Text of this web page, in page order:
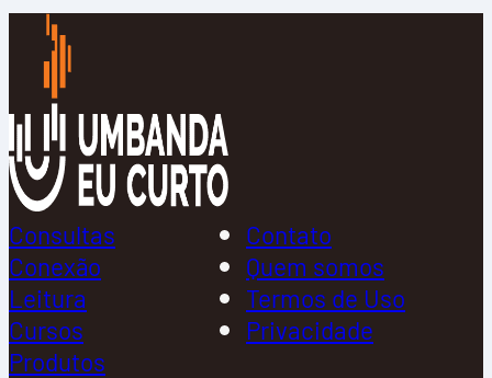
Consultas
Conexão
Leitura
Cursos
Produtos
Contato
Quem somos
Termos de Uso
Privacidade